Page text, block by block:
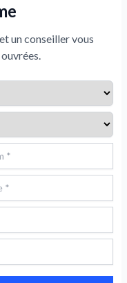
un conseiller vous